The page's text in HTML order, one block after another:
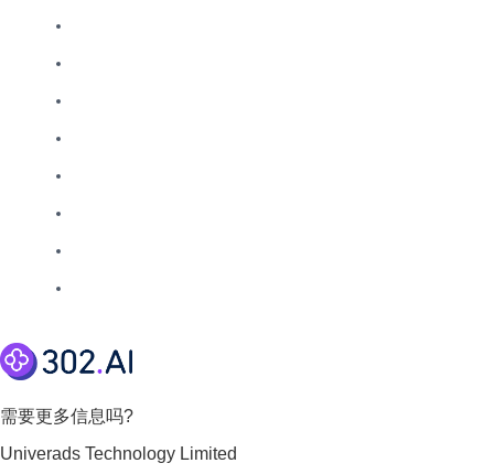
需要更多信息吗?
Univerads Technology Limited